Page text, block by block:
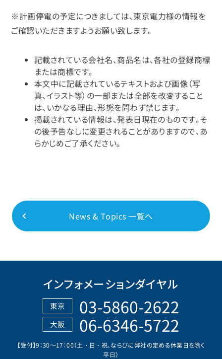
※計画停電の予定につきましては、東京電力様の情報を
ご確認いただきますようお願い致します。
記載されている会社名、商品名は、各社の登録商標
または商標です。
本文中に記載されているテキストおよび画像（写
真、イラスト等）の一部または全部を改変すること
は、いかなる理由、形態を問わず禁じます。
掲載されている情報は、発表日現在のものです。そ
の後予告なしに変更されることがありますので、あ
らかじめご了承ください。
News & Topics 一覧へ
インフォメーションダイヤル
東京 03-5860-2622
大阪 06-6346-5722
【受付】9：30～17：00（土・日・祝、ならびに弊社の定める休業日を除く
平日）